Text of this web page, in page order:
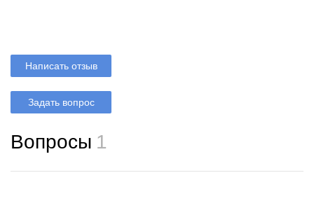
Написать отзыв
Задать вопрос
Вопросы 1